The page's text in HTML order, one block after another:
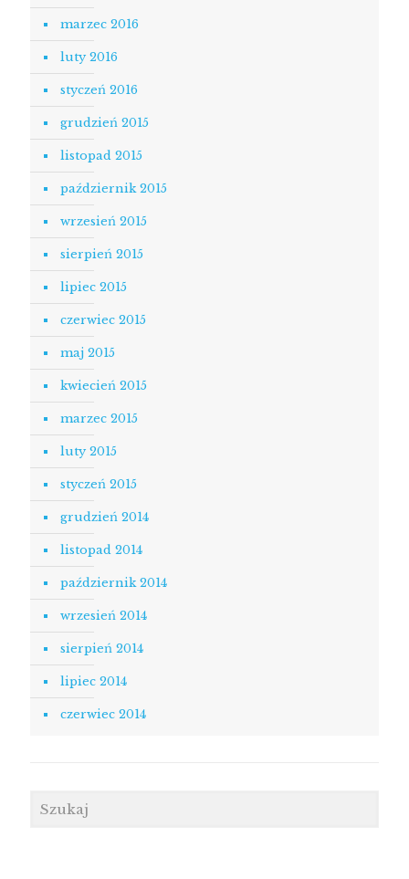
marzec 2016
luty 2016
styczeń 2016
grudzień 2015
listopad 2015
październik 2015
wrzesień 2015
sierpień 2015
lipiec 2015
czerwiec 2015
maj 2015
kwiecień 2015
marzec 2015
luty 2015
styczeń 2015
grudzień 2014
listopad 2014
październik 2014
wrzesień 2014
sierpień 2014
lipiec 2014
czerwiec 2014